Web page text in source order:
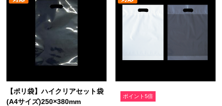
【ポリ袋】ハイクリアセット袋
(A4サイズ)250×380mm
ポイント5倍